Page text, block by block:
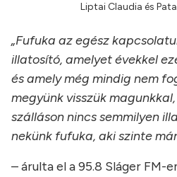
Liptai Claudia és
„Fufuka az egész
illatosító, amelyet évekkel
és amely még mindig nem
megyünk visszük
szálláson nincs semmilyen
nekünk fufuka, aki szinte
– árulta el a 95.8 Sláger FM-